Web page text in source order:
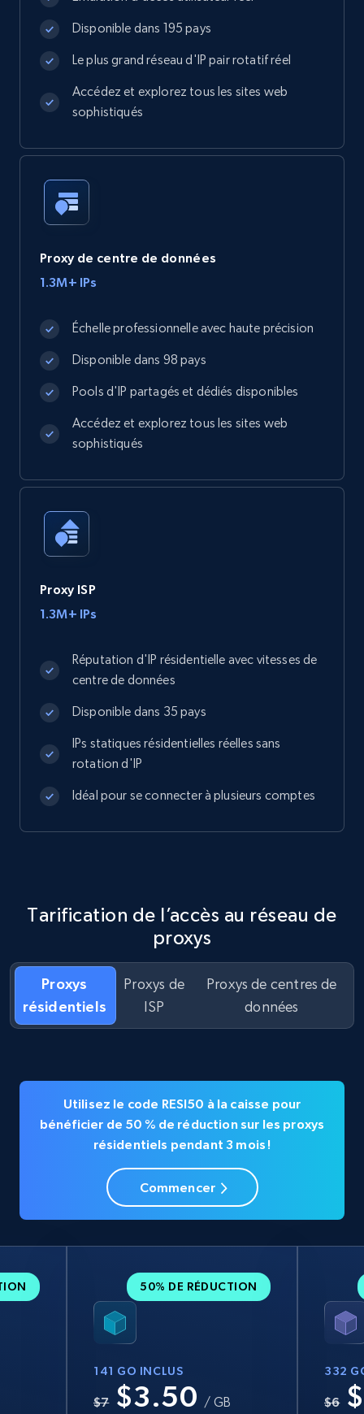
Disponible dans 195 pays
Le plus grand réseau d'IP pair rotatif réel
Accédez et explorez tous les sites web
sophistiqués
Proxy de centre de données
1.3M+ IPs
Échelle professionnelle avec haute précision
Disponible dans 98 pays
Pools d'IP partagés et dédiés disponibles
Accédez et explorez tous les sites web
sophistiqués
Proxy ISP
1.3M+ IPs
Réputation d'IP résidentielle avec vitesses de
centre de données
Disponible dans 35 pays
IPs statiques résidentielles réelles sans
rotation d'IP
Idéal pour se connecter à plusieurs comptes
Tarification de l’accès au réseau de
proxys
Proxys
résidentiels
Proxys de
ISP
Proxys de centres de
données
Utilisez le code RESI50 à la caisse pour
bénéficier de 50 % de réduction sur les proxys
résidentiels pendant 3 mois !
Commencer
50% DE RÉDUCTION
141 GO INCLUS
$7 $3.50 / GB
332
$6